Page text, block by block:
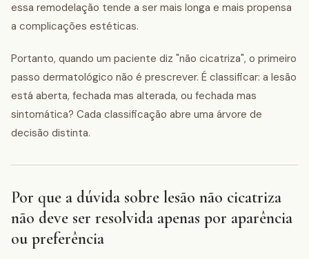
essa remodelação tende a ser mais longa e mais propensa
a complicações estéticas.
Portanto, quando um paciente diz "não cicatriza", o primeiro
passo dermatológico não é prescrever. É classificar: a lesão
está aberta, fechada mas alterada, ou fechada mas
sintomática? Cada classificação abre uma árvore de
decisão distinta.
Por que a dúvida sobre lesão não cicatriza
não deve ser resolvida apenas por aparência
ou preferência